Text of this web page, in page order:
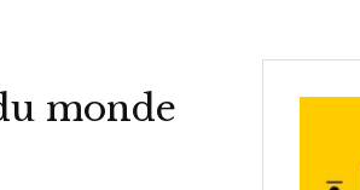
monde